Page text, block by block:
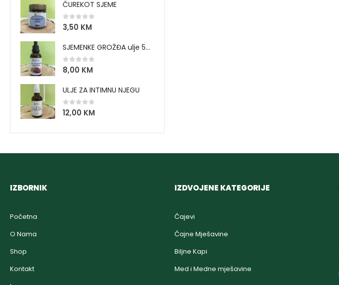
ČUREKOT SJEME
0 out of 5
3,50 KM
SJEMENKE GROŽĐA ulje 50 ml
0 out of 5
8,00 KM
ULJE ZA INTIMNU NJEGU
0out of 5
12,00 KM
IZBORNIK
Početna
O Nama
Shop
Kontakt
IZDVOJENE KATEGORIJE
Čajevi
Čajne Mješavine
Biljne Kapi
Med i Medne mješavine